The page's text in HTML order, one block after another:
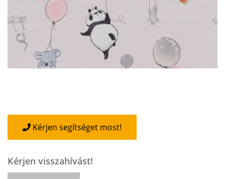
Kérjen segítséget most!
Kérjen visszahívást!